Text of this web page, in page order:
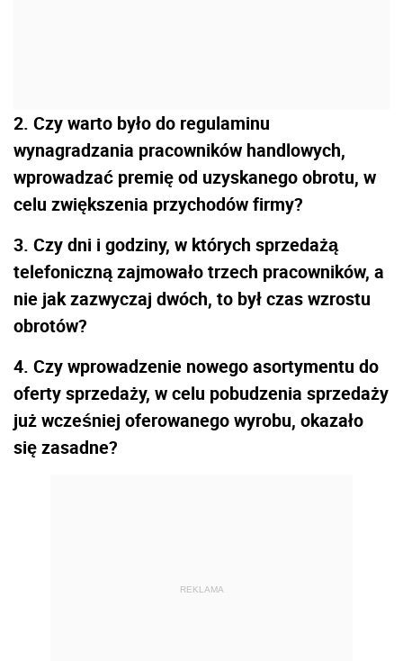
2. Czy warto było do regulaminu
wynagradzania pracowników handlowych,
wprowadzać premię od uzyskanego obrotu, w
celu zwiększenia przychodów firmy?
3. Czy dni i godziny, w których sprzedażą
telefoniczną zajmowało trzech pracowników, a
nie jak zazwyczaj dwóch, to był czas wzrostu
obrotów?
4. Czy wprowadzenie nowego asortymentu do
oferty sprzedaży, w celu pobudzenia sprzedaży
już wcześniej oferowanego wyrobu, okazało
się zasadne?
REKLAMA